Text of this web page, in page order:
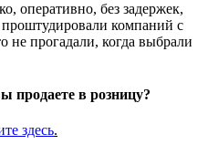
оперативно, без задержек,
компаний с
прогадали, когда выбрали
в розницу?
здесь.